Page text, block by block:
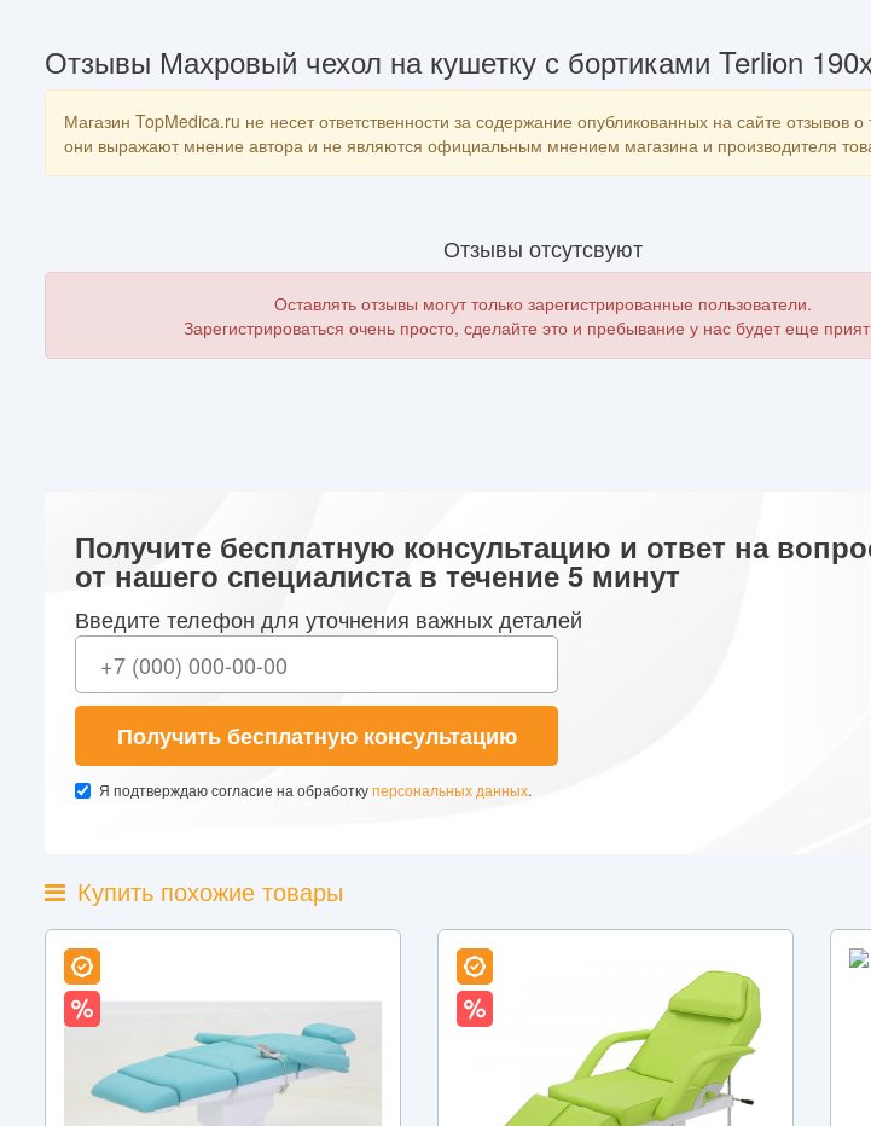
Отзывы Махровый чехол на кушетку с бортиками Terlion
Магазин TopMedica.ru не несет ответственности за содержание опубликованных на сайте отзывов о
они выражают мнение автора и не являются официальным мнением магазина и производителя
Отзывы отсутсвуют
Оставлять отзывы могут только зарегистрированные пользователи.
Зарегистрироваться очень просто, сделайте это и пребывание у нас будет еще
Получите бесплатную консультацию и ответ на
от нашего специалиста в течение 5 минут
Введите телефон для уточнения важных деталей
Получить бесплатную консультацию
Я подтверждаю согласие на обработкуперсональных данных.
Купить похожие товары